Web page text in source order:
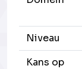
Niveau
Kans op